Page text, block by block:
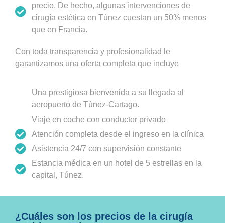
precio. De hecho, algunas intervenciones de
cirugía estética en Túnez cuestan un 50% menos
que en Francia.
Con toda transparencia y profesionalidad le
garantizamos una oferta completa que incluye
Una prestigiosa bienvenida a su llegada al
aeropuerto de Túnez-Cartago.
Viaje en coche con conductor privado
Atención completa desde el ingreso en la clínica
Asistencia 24/7 con supervisión constante
Estancia médica en un hotel de 5 estrellas en la
capital, Túnez.
¿Cuáles son los precios de la cirugía